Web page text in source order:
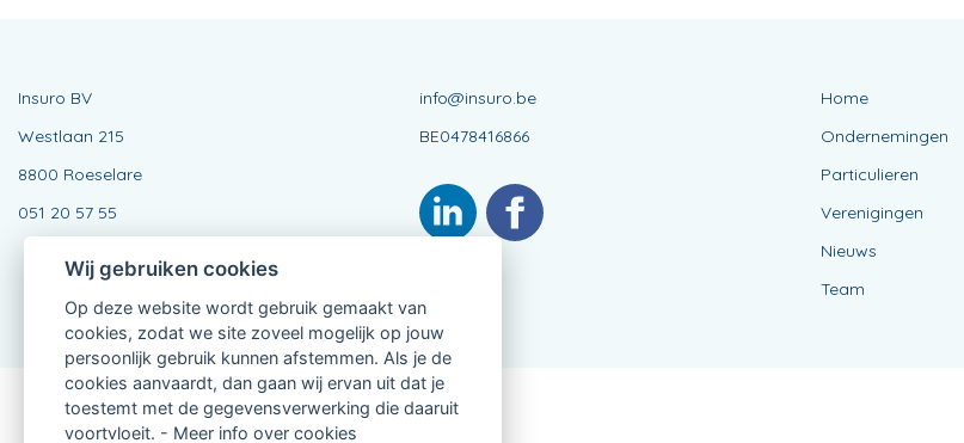
Insuro BV
Westlaan 215
8800 Roeselare
051 20 57 55
info@insuro.be
BE0478416866
Home
Ondernemingen
Particulieren
Verenigingen
Nieuws
Team
Verbonden Agent, BE0478416866
Wij gebruiken cookies
Op deze website wordt gebruik gemaakt van
cookies, zodat we site zoveel mogelijk op jouw
persoonlijk gebruik kunnen afstemmen. Als je de
cookies aanvaardt, dan gaan wij ervan uit dat je
toestemt met de gegevensverwerking die daaruit
voortvloeit. - Meer info over cookies